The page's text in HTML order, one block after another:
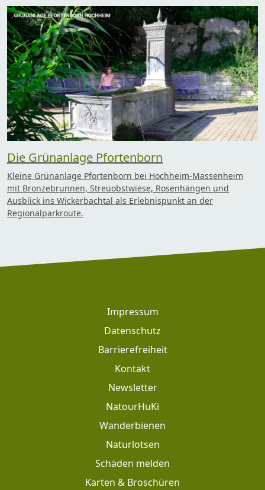
Die Grünanlage Pfortenborn
Kleine Grünanlage Pfortenborn bei Hochheim-Massenheim
mit Bronzebrunnen, Streuobstwiese, Rosenhängen und
Ausblick ins Wickerbachtal als Erlebnispunkt an der
Regionalparkroute.
Footer: Meta Navigation
Impressum
Datenschutz
Barrierefreiheit
Kontakt
Newsletter
NatourHuKi
Wanderbienen
Naturlotsen
Schäden melden
Karten & Broschüren